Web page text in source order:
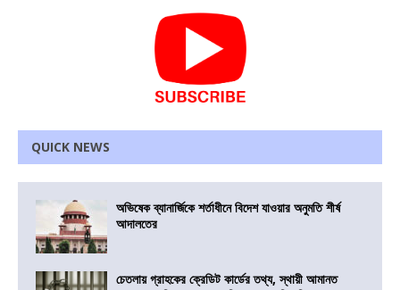
QUICK NEWS
অভিষেক ব্যানার্জিকে শর্তাধীনে বিদেশ যাওয়ার অনুমতি শীর্ষ
আদালতের
চেতলায় গ্রাহকের ক্রেডিট কার্ডের তথ্য, স্থায়ী আমানত